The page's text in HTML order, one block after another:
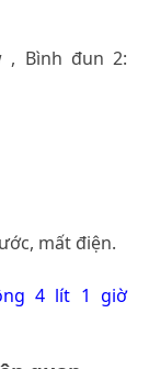
, Bình đun 2:
mất điện.
4 lít 1 giờ